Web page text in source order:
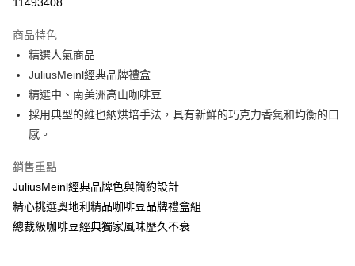
Apple Pay
街口支付
悠遊付
Google Pay
AFTEE先享後付
相關說明
【關於「AFTEE先享後付」】
AFTEE先享後付是「在收到商品之後才付款」的支付方式。 讓您購物簡單
便利好安心！
商品特色
精選人氣商品
JuliusMeinl經典品牌禮盒
精選中、南美洲高山咖啡豆
採用典型的維也納烘培手法，具有新鮮的巧克力香氣和均衡的口
感。
銷售重點
JuliusMeinl經典品牌色與簡約設計
精心挑選奧地利精品咖啡豆品牌禮盒組
總裁級咖啡豆經典獨家風味歷久不衰